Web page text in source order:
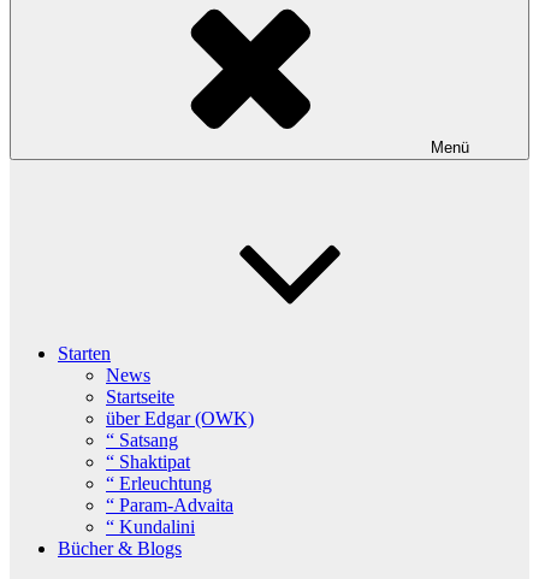
Menü
Starten
News
Startseite
über Edgar (OWK)
“ Satsang
“ Shaktipat
“ Erleuchtung
“ Param-Advaita
“ Kundalini
Bücher & Blogs